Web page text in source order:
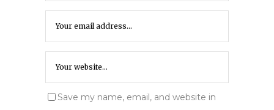
Save my name, email, and website in